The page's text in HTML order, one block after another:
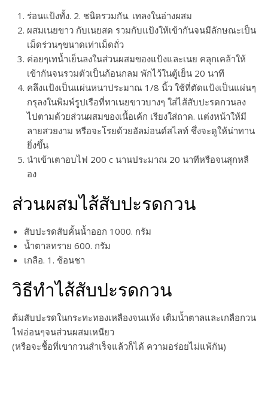
ร่อนแป้งทั้ง. 2. ชนิดรวมกัน. เทลงในอ่างผสม
ผสมเนยขาว กับเนยสด รวมกับแป้งให้เข้ากันจนมีลักษณะเป็น
เม็ดร่วนๆขนาดเท่าเม็ดถั่ว
ค่อยๆเทน้ำเย็นลงในส่วนผสมของแป้งและเนย คลุกเคล้าให้
เข้ากันจนรวมตัวเป็นก้อนกลม พักไว้ในตู้เย็น 20 นาที
คลึงแป้งเป็นแผ่นหนาประมาณ 1/8 นิ้ว ใช้ที่ตัดแป้งเป็นแผ่นๆ
กรุลงในพิมพ์รูปเรือที่ทาเนยขาวบางๆ ใส่ไส้สับปะรดกวนลง
ไปตามด้วยส่วนผสมของเนื้อเค้ก เรียงใส่ถาด. แต่งหน้าให้มี
ลายสวยงาม หรือจะโรยด้วยอัลม่อนด์สไลท์ ชึ่งจะดูให้น่าทาน
ยิ่งขึ้น
นำเข้าเตาอบไฟ 200 c นานประมาณ 20 นาทีหรือจนสุกหลื
อง
ส่วนผสมไส้สับปะรดกวน
สับปะรดสับคั้นน้ำออก 1000. กรัม
น้ำตาลทราย 600. กรัม
เกลือ. 1. ช้อนชา
วิธีทำไส้สับปะรดกวน
ต้มสับปะรดในกระทะทองเหลืองจนแห้ง เติมน้ำตาลและเกลือกวน
ไฟอ่อนๆจนส่วนผสมเหนียว
(หรือจะชื้อที่เขากวนสำเร็จแล้วก็ได้ ความอร่อยไม่แพ้กัน)